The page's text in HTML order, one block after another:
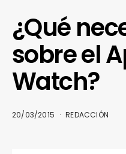
¿Qué
sobre el
Watch?
20/03/2015 REDACCIÓN